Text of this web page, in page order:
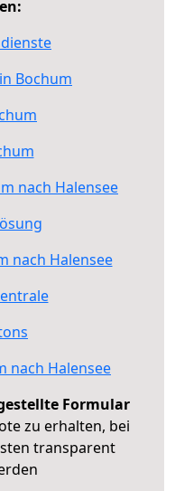
Bochum
nach Halensee
nach Halensee
nach Halensee
Formular
zu erhalten, bei
transparent